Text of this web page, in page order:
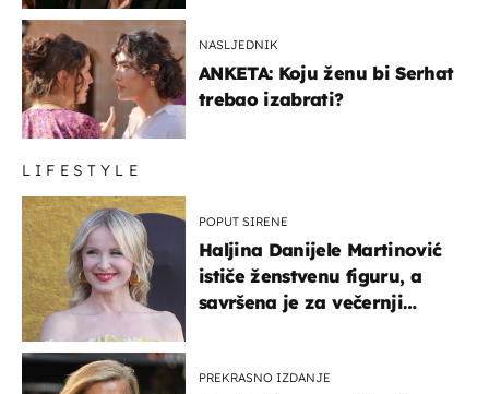
NASLJEDNIK
ANKETA: Koju ženu bi Serhat
trebao izabrati?
LIFESTYLE
POPUT SIRENE
Haljina Danijele Martinović
ističe ženstvenu figuru, a
savršena je za večernji
PREKRASNO IZDANJE